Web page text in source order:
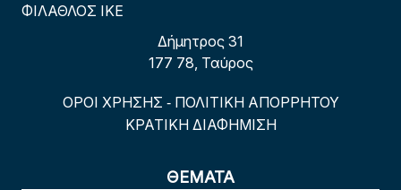
ΦΙΛΑΘΛΟΣ ΙΚΕ
Δήμητρος 31
177 78, Ταύρος
ΟΡΟΙ ΧΡΗΣΗΣ - ΠΟΛΙΤΙΚΗ ΑΠΟΡΡΗΤΟΥ
ΚΡΑΤΙΚΗ ΔΙΑΦΗΜΙΣΗ
ΘΕΜΑΤΑ